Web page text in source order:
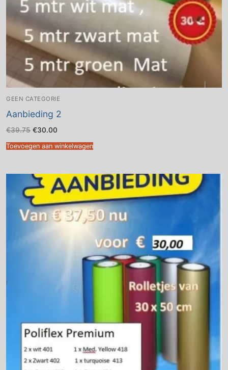
GEEN CATEGORIE
Aanbieding 2
€39.75 Oorspronkelijke
was:
€39.75.
€30.00
is:
€30.00.
Toevoegen aan winkelwagen